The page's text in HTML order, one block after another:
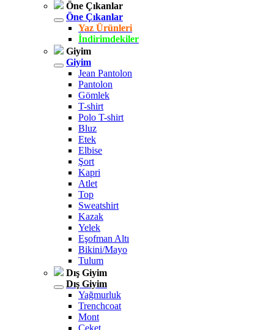
Öne Çıkanlar
Öne Çıkanlar
Yaz Ürünleri
İndirimdekiler
Giyim
Giyim
Jean Pantolon
Pantolon
Gömlek
T-shirt
Polo T-shirt
Bluz
Etek
Elbise
Şort
Kapri
Atlet
Top
Sweatshirt
Kazak
Yelek
Eşofman Altı
Bikini/Mayo
Tulum
Dış Giyim
Dış Giyim
Yağmurluk
Trenchcoat
Mont
Ceket